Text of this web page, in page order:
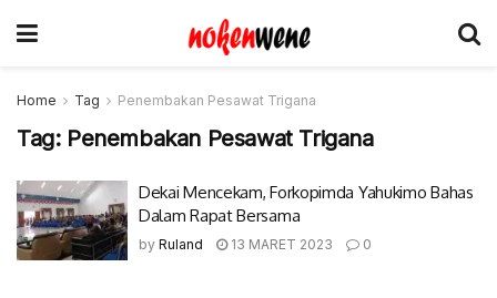
Home Tag Penembakan Pesawat Trigana
Tag: Penembakan Pesawat Trigana
Dekai Mencekam, Forkopimda Yahukimo Bahas
Dalam Rapat Bersama
by Ruland 13 MARET 2023 0